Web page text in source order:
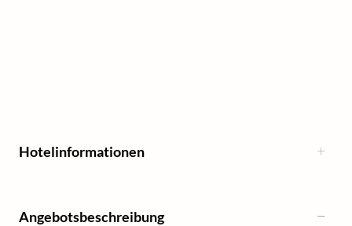
Hotelinformationen
Angebotsbeschreibung